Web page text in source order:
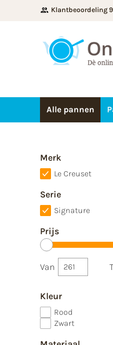
Klantbeoordeling
Alle pannen
Merk
Le Creuset
Serie
Signature
Prijs
Van
Kleur
Rood
Zwart